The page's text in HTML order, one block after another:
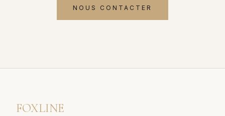
NOUS CONTACTER
FOXLINE